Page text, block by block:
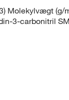
Molekylvægt (g/
3-carbonitril